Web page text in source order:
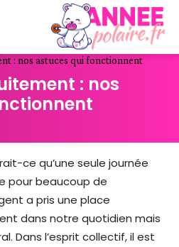
: nos astuces qui fonctionnent
: nos
ce qu’une seule journée
pour beaucoup de
a pris une place
dans notre quotidien mais
Dans l’esprit collectif, il est